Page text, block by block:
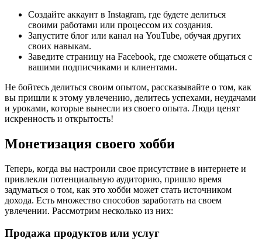
Создайте аккаунт в Instagram, где будете делиться
своими работами или процессом их создания.
Запустите блог или канал на YouTube, обучая других
своих навыкам.
Заведите страницу на Facebook, где сможете общаться с
вашими подписчиками и клиентами.
Не бойтесь делиться своим опытом, рассказывайте о том, как
вы пришли к этому увлечению, делитесь успехами, неудачами
и уроками, которые вынесли из своего опыта. Люди ценят
искренность и открытость!
Монетизация своего хобби
Теперь, когда вы настроили свое присутствие в интернете и
привлекли потенциальную аудиторию, пришло время
задуматься о том, как это хобби может стать источником
дохода. Есть множество способов заработать на своем
увлечении. Рассмотрим несколько из них:
Продажа продуктов или услуг